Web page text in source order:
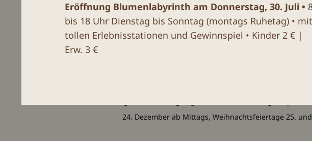
Eröffnung Blumenlabyrinth am Donnerstag, 30. Juli •
bis 18 Uhr Dienstag bis Sonntag (montags Ruhetag) • mit
tollen Erlebnisstationen und Gewinnspiel • Kinder 2 € |
Erw. 3 €
Wirreservieren
Gruppen ab 12 Personen
Dank unserer Lage mit vielen Wanderern
24. Dezember ab Mittags, Weihnachtsfeiertage 25.